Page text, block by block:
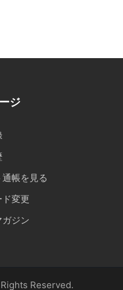
ジ
帳を見る
変更
ガジン
Reserved.